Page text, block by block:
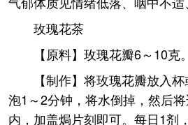
玫瑰花茶
【原料】玫瑰花瓣6～10克。
【制作】将玫瑰花瓣放入
泡1～2分钟，将水倒掉，然后
内，加盖焗片刻即可。每日1剂